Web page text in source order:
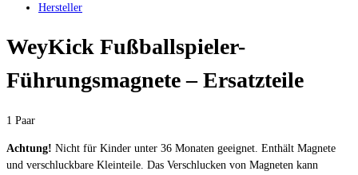
Hersteller
WeyKick Fußballspieler-
Führungsmagnete – Ersatzteile
1 Paar
Achtung! Nicht für Kinder unter 36 Monaten geeignet. Enthält Magnete
und verschluckbare Kleinteile. Das Verschlucken von Magneten kann